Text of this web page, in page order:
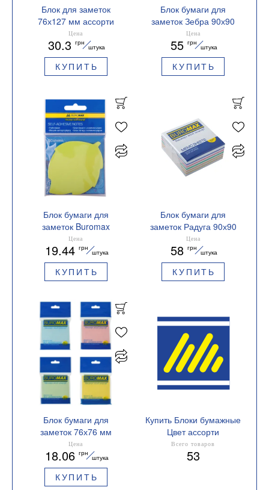
Блок для заметок
76х127 мм ассорти
BM.2314-99 Buromax
Цена
30.3 грн
штука
КУПИТЬ
Блок бумаги для
заметок Зебра 90х90
несклеенный BM.2265
Buromax
Цена
55 грн
штука
КУПИТЬ
Блок бумаги для
заметок Buromax
Листья BM.2367-99
Цена
19.44 грн
штука
КУПИТЬ
Блок бумаги для
заметок Радуга 90х90
склеенный BM.2244
Buromax
Цена
58 грн
штука
КУПИТЬ
Блок бумаги для
заметок 76х76 мм
BM.2312-99 Buromax
ассорти
Цена
18.06 грн
штука
КУПИТЬ
Купить Блоки бумажные
Цвет ассорти
Всего товаров
53